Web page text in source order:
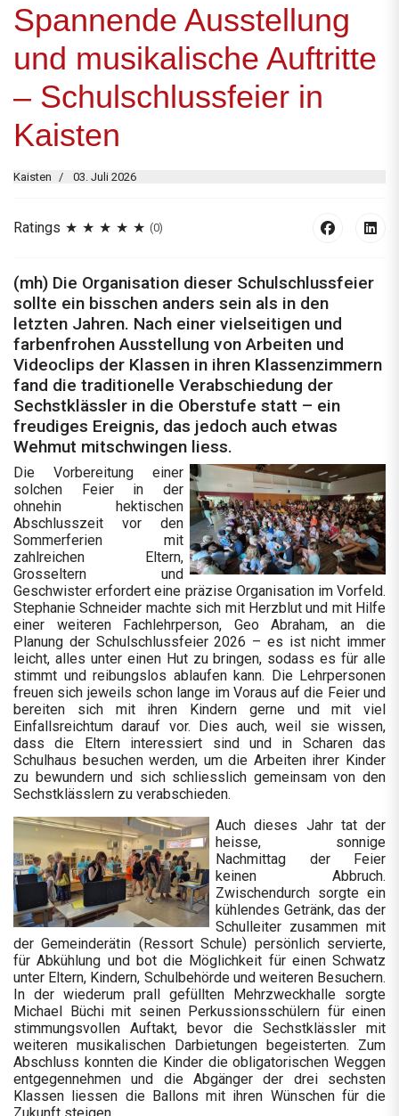
Spannende Ausstellung
und musikalische Auftritte
– Schulschlussfeier in
Kaisten
Kaisten 03. Juli 2026
Ratings (0)
(mh) Die Organisation dieser Schulschlussfeier
sollte ein bisschen anders sein als in den
letzten Jahren. Nach einer vielseitigen und
farbenfrohen Ausstellung von Arbeiten und
Videoclips der Klassen in ihren Klassenzimmern
fand die traditionelle Verabschiedung der
Sechstklässler in die Oberstufe statt – ein
freudiges Ereignis, das jedoch auch etwas
Wehmut mitschwingen liess.
Die Vorbereitung einer
solchen Feier in der
ohnehin hektischen
Abschlusszeit vor den
Sommerferien mit
zahlreichen Eltern,
Grosseltern und
Geschwister erfordert eine präzise Organisation im Vorfeld.
Stephanie Schneider machte sich mit Herzblut und mit Hilfe
einer weiteren Fachlehrperson, Geo Abraham, an die
Planung der Schulschlussfeier 2026 – es ist nicht immer
leicht, alles unter einen Hut zu bringen, sodass es für alle
stimmt und reibungslos ablaufen kann. Die Lehrpersonen
freuen sich jeweils schon lange im Voraus auf die Feier und
bereiten sich mit ihren Kindern gerne und mit viel
Einfallsreichtum darauf vor. Dies auch, weil sie wissen,
dass die Eltern interessiert sind und in Scharen das
Schulhaus besuchen werden, um die Arbeiten ihrer Kinder
zu bewundern und sich schliesslich gemeinsam von den
Sechstklässlern zu verabschieden.
Auch dieses Jahr tat der
heisse, sonnige
Nachmittag der Feier
keinen Abbruch.
Zwischendurch sorgte ein
kühlendes Getränk, das der
Schulleiter zusammen mit
der Gemeinderätin (Ressort Schule) persönlich servierte,
für Abkühlung und bot die Möglichkeit für einen Schwatz
unter Eltern, Kindern, Schulbehörde und weiteren Besuchern.
In der wiederum prall gefüllten Mehrzweckhalle sorgte
Michael Büchi mit seinen Perkussionsschülern für einen
stimmungsvollen Auftakt, bevor die Sechstklässler mit
weiteren musikalischen Darbietungen begeisterten. Zum
Abschluss konnten die Kinder die obligatorischen Weggen
entgegennehmen und die Abgänger der drei sechsten
Klassen liessen die Ballons mit ihren Wünschen für die